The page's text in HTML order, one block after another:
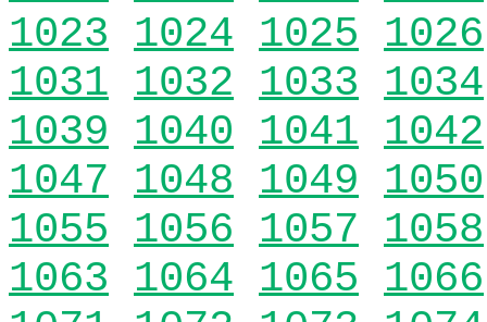
1023 1024 1025 1026
1031 1032 1033 1034
1039 1040 1041 1042
1047 1048 1049 1050
1055 1056 1057 1058
1063 1064 1065 1066